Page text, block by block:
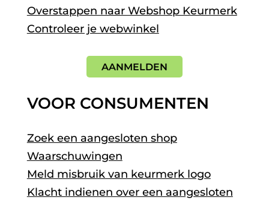
Overstappen naar Webshop Keurmerk
Controleer je webwinkel
AANMELDEN
VOOR CONSUMENTEN
Zoek een aangesloten shop
Waarschuwingen
Meld misbruik van keurmerk logo
Klacht indienen over een aangesloten